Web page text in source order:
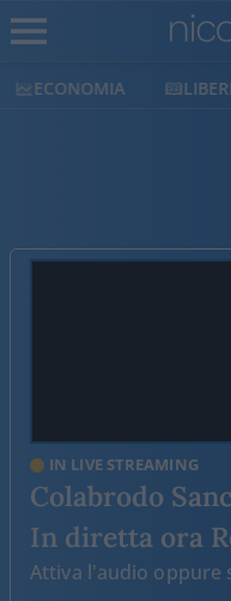
ECONOMIA
IN LIVE STREAMING
Colabrodo
In diretta ora
Attiva l'audio oppure